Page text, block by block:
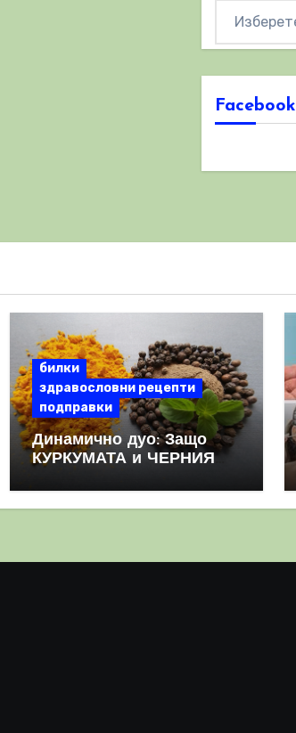
Facebook
билки
здравословни рецепти
подправки
Динамично дуо: Защо
КУРКУМАТА и ЧЕРНИЯ
комбинация